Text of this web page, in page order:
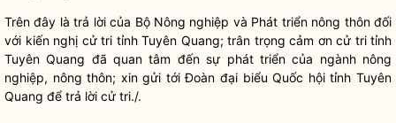
Trên đây là trả lời của Bộ Nông nghiệp và Phát triển nông thôn đối
với kiến nghị cử tri tỉnh Tuyên Quang; trân trọng cảm ơn cử tri tỉnh
Tuyên Quang đã quan tâm đến sự phát triển của ngành nông
nghiệp, nông thôn; xin gửi tới Đoàn đại biểuQuốc hộitỉnh Tuyên
Quang để trả lời cử tri./.